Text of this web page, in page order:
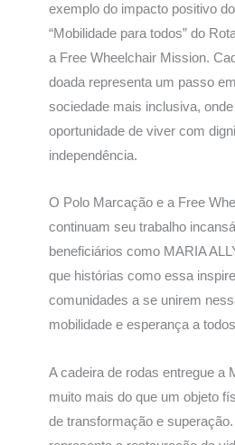
exemplo do impacto positivo
“Mobilidade para todos” do
a Free Wheelchair Mission.
doada representa um passo
sociedade mais inclusiva,
oportunidade de viver com
independência.
O Polo Marcação e a Free
continuam seu trabalho
beneficiários como MARIA
que histórias como essa
comunidades a se unirem
mobilidade e esperança a
A cadeira de rodas entregue a
muito mais do que um objeto
de transformação e